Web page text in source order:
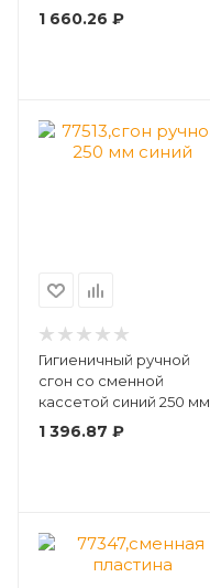
1 660.26 ₽
Гигиеничный ручной
сгон со сменной
кассетой синий 250 мм
1 396.87 ₽